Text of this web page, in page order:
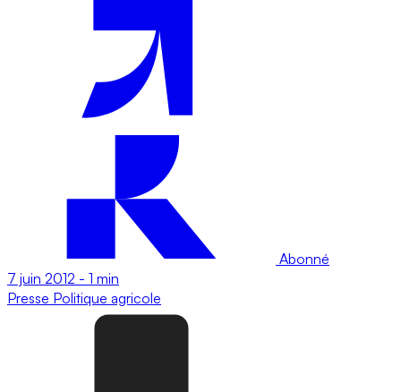
Abonné
7 juin 2012 - 1 min
Presse Politique agricole